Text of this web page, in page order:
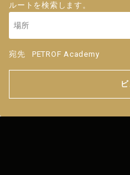
ルートを検索します。
宛先 PETROF Academy